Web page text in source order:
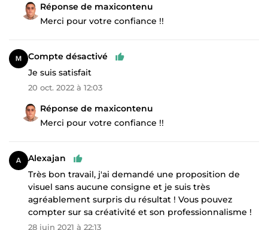
Réponse de maxicontenu
Merci pour votre confiance !!
Compte désactivé
Je suis satisfait
20 oct. 2022 à 12:03
Réponse de maxicontenu
Merci pour votre confiance !!
Alexajan
Très bon travail, j'ai demandé une proposition de
visuel sans aucune consigne et je suis très
agréablement surpris du résultat ! Vous pouvez
compter sur sa créativité et son professionnalisme !
28 juin 2021 à 22:13